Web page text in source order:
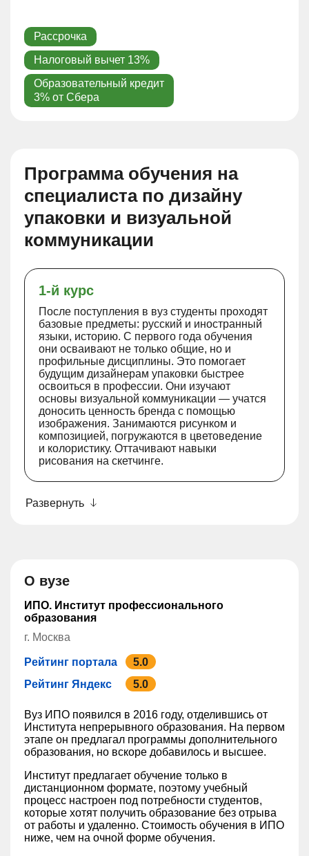
Рассрочка
Налоговый вычет 13%
Образовательный кредит
3% от Сбера
Программа обучения на
специалиста по дизайну
упаковки и визуальной
коммуникации
1-й курс
После поступления в вуз студенты проходят
базовые предметы: русский и иностранный
языки, историю. С первого года обучения
они осваивают не только общие, но и
профильные дисциплины. Это помогает
будущим дизайнерам упаковки быстрее
освоиться в профессии. Они изучают
основы визуальной коммуникации — учатся
доносить ценность бренда с помощью
изображения. Занимаются рисунком и
композицией, погружаются в цветоведение
и колористику. Оттачивают навыки
рисования на скетчинге.
Развернуть
О вузе
ИПО. Институт профессионального
образования
г. Москва
Рейтинг портала
5.0
Рейтинг Яндекс
5.0
Вуз ИПО появился в 2016 году, отделившись от
Института непрерывного образования. На первом
этапе он предлагал программы дополнительного
образования, но вскоре добавилось и высшее.
Институт предлагает обучение только в
дистанционном формате, поэтому учебный
процесс настроен под потребности студентов,
которые хотят получить образование без отрыва
от работы и удаленно. Стоимость обучения в ИПО
ниже, чем на очной форме обучения.